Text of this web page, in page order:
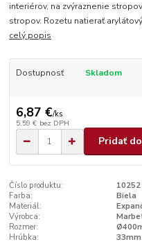
interiérov, na zvýraznenie
stropov. Rozetu natierať
celý popis
Dostupnosť Skladom
6,87 €/ks
5,59 € bez DPH
Pridať
Číslo produktu:
10252
Farba:
Biela
Materiál:
Výrobca:
Rozmer:
Hrúbka:
33mm